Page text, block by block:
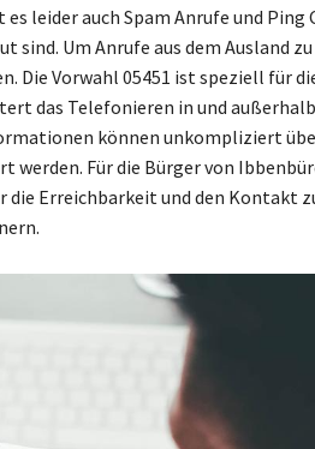
leider auch Spam Anrufe und Ping
sind. Um Anrufe aus dem Ausland
Die Vorwahl 05451 ist speziell für
das Telefonieren in und
können unkompliziert
Für die Bürger von
die Erreichbarkeit und den Kontakt